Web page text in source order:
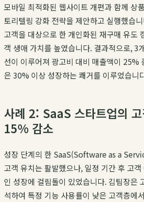
모바일 최적화된 웹사이트 개편과 함께 상
토리텔링 강화 전략을 제안하고 실행했습
고객을 대상으로 한 개인화된 재구매 유도
객 생애 가치를 높였습니다. 결과적으로, 3
선이 이루어져 광고비 대비 매출액이 25%
은 30% 이상 성장하는 쾌거를 이루었습니
사례 2: SaaS 스타트업의
15% 감소
성장 단계의 한 SaaS(Software as a
고객 유치는 활발했으나, 일정 기간 후 고
인 성장에 걸림돌이 있었습니다.김팀장은
석하여 특정 기능 사용률이 낮은 고객층에